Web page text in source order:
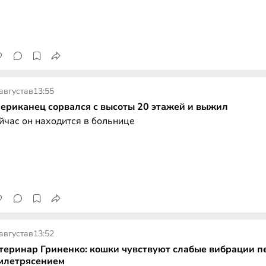
в13:55
сорвался с высоты 20 этажей и выжил
он находится в больнице
в13:52
Гриненко: кошки чувствуют слабые вибрации